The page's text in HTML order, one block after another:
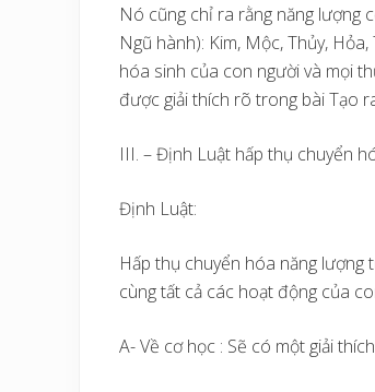
Nó cũng chỉ ra rằng năng lượng
Ngũ hành): Kim, Mộc, Thủy,
hóa sinh của con người và mọi
được giải thích rõ trong bài Tạo
III. – Định Luật hấp thụ chuyển
Định Luật:
Hấp thụ chuyển hóa năng lượng
cùng tất cả các hoạt động của
A- Về cơ học : Sẽ có một giải